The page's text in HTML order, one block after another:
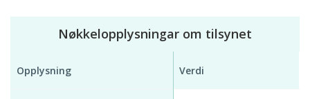
Nøkkelopplysningar om tilsynet
Opplysning Verdi